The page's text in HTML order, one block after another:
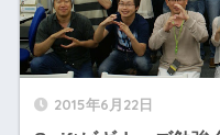
2015年6月22日